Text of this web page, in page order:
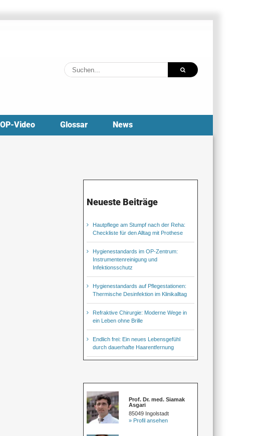
Suche
nach:
OP-Video Glossar News
Neueste Beiträge
Hautpflege am Stumpf nach der Reha:
Checkliste für den Alltag mit Prothese
Hygienestandards im OP-Zentrum:
Instrumentenreinigung und
Infektionsschutz
Hygienestandards auf Pflegestationen:
Thermische Desinfektion im Klinikalltag
Refraktive Chirurgie: Moderne Wege in
ein Leben ohne Brille
Endlich frei: Ein neues Lebensgefühl
durch dauerhafte Haarentfernung
Prof. Dr. med. Siamak
Asgari
85049 Ingolstadt
» Profil ansehen